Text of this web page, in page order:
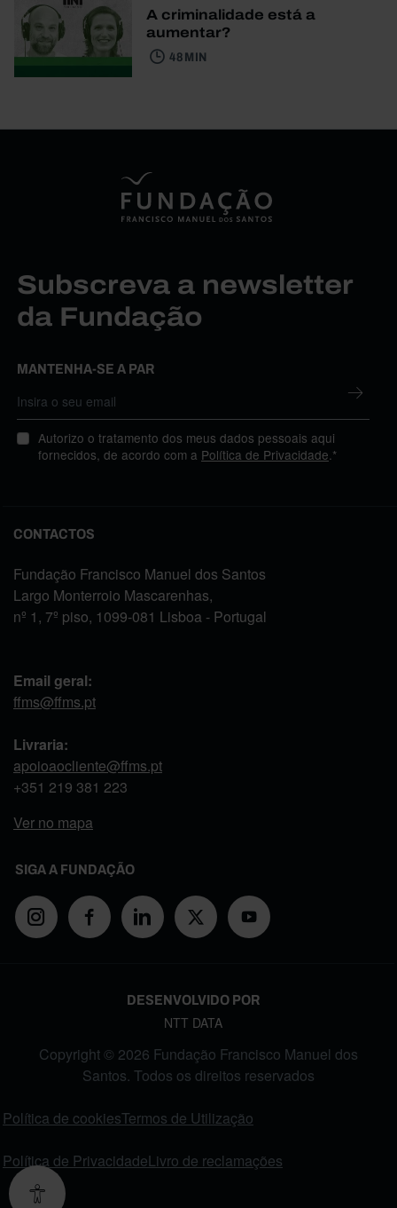
A criminalidade está a
aumentar?
48 MIN
Subscreva a newsletter
da Fundação
MANTENHA-SE A PAR
Autorizo o tratamento dos meus dados pessoais aqui
fornecidos, de acordo com a Política de Privacidade.*
CONTACTOS
Fundação Francisco Manuel dos Santos
Largo Monterroio Mascarenhas,
nº 1, 7º piso, 1099-081 Lisboa - Portugal
Email geral:
ffms@ffms.pt
Livraria:
apoioaocliente@ffms.pt
+351 219 381 223
Ver no mapa
SIGA A FUNDAÇÃO
DESENVOLVIDO POR
NTT DATA
Copyright © 2026 Fundação Francisco Manuel dos
Santos. Todos os direitos reservados
Política de cookiesTermos de Utilização
Política de PrivacidadeLivro de reclamações